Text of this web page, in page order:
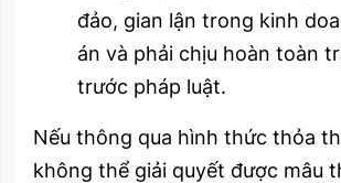
đảo, gian lận trong kinh
án và phải chịu hoàn toàn
trước pháp luật.
Nếu thông qua hình thức thỏa
không thể giải quyết được mâu